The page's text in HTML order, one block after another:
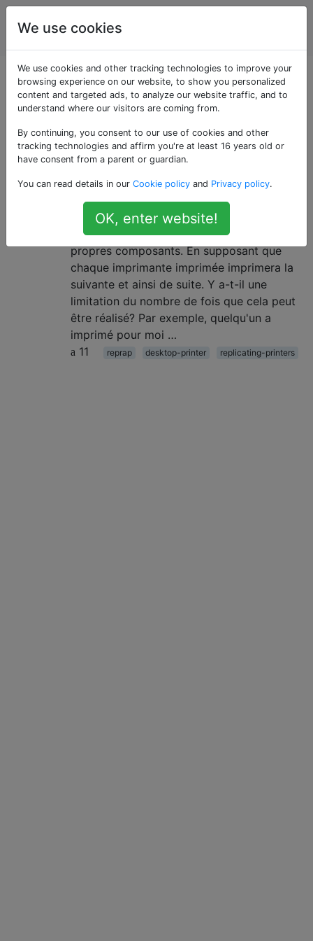
impression
en 3D
Questions marquées
«replicating-printers»
3
Combien de fois l'imprimante
imprimée peut-elle s'imprimer elle-
même?
Il existe une imprimante de bureau 3D
RepRap qui peut imprimer la plupart de ses
propres composants. En supposant que
chaque imprimante imprimée imprimera la
suivante et ainsi de suite. Y a-t-il une
limitation du nombre de fois que cela peut
être réalisé? Par exemple, quelqu'un a
imprimé pour moi …
11
reprap desktop-printer replicating-printers
We use cookies
We use cookies and other tracking technologies to improve your
browsing experience on our website, to show you personalized
content and targeted ads, to analyze our website traffic, and to
understand where our visitors are coming from.
By continuing, you consent to our use of cookies and other
tracking technologies and affirm you're at least 16 years old or
have consent from a parent or guardian.
You can read details in our Cookie policy and Privacy policy.
OK, enter website!